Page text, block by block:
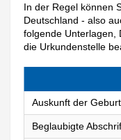
In der Regel können
Deutschland - also
folgende Unterlagen,
die Urkundenstelle
Auskunft der
Beglaubigte